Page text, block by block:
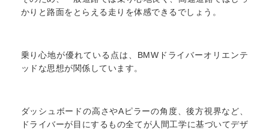
かりと路面をとらえる走りを体感できるでしょう。
乗り心地が優れている点は、BMWドライバーオリエンテ
ッドな思想が関係しています。
ダッシュボードの高さやAピラーの角度、後方視界など、
ドライバーが目にするもの全てが人間工学に基づいてデザ